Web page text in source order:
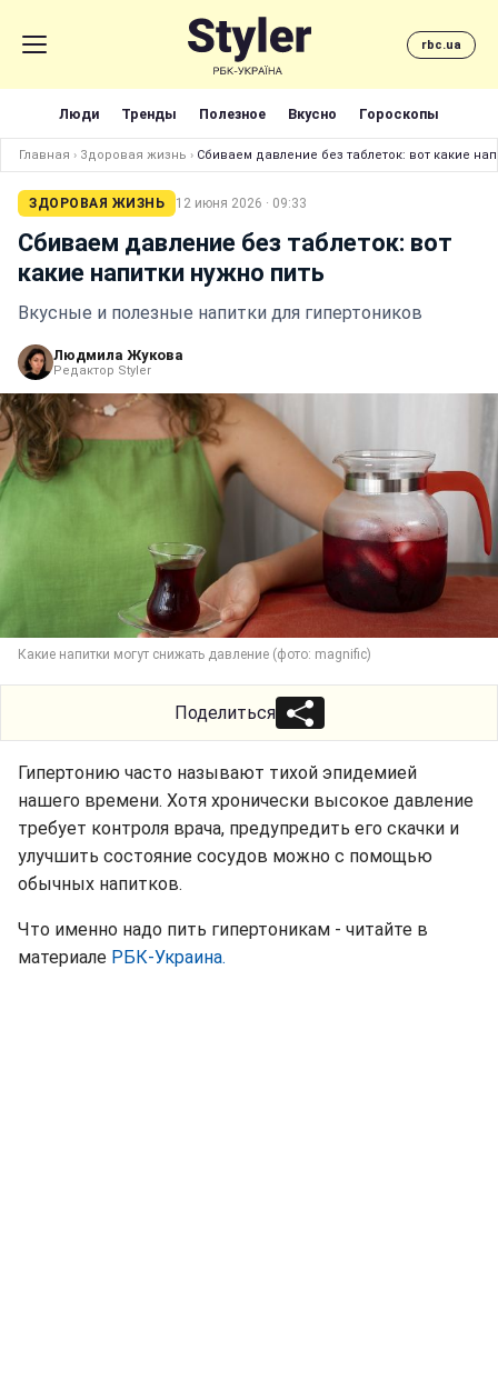
rbc.ua
Люди Тренды Полезное Вкусно Гороскопы
Главная › Здоровая жизнь › Сбиваем давление без таблеток: вот какие
ЗДОРОВАЯ ЖИЗНЬ 12 июня 2026 · 09:33
Сбиваем давление без таблеток: вот
какие напитки нужно пить
Вкусные и полезные напитки для гипертоников
Людмила Жукова
Редактор Styler
Какие напитки могут снижать давление (фото: magnific)
Поделиться
Гипертонию часто называют тихой эпидемией
нашего времени. Хотя хронически высокое давление
требует контроля врача, предупредить его скачки и
улучшить состояние сосудов можно с помощью
обычных напитков.
Что именно надо пить гипертоникам - читайте в
материале РБК-Украина.